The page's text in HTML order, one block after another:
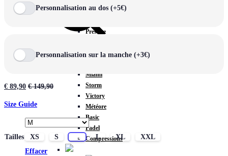
Prestige
TA Court
Miami
Storm
Victory
Météore
Basic
Padel
Compressions
Personnalisation au dos (+5€)
Personnalisation sur la manche (+3€)
€ 89,90 €149,90
Size Guide
Tailles XS S M L XL
XXL
Effacer